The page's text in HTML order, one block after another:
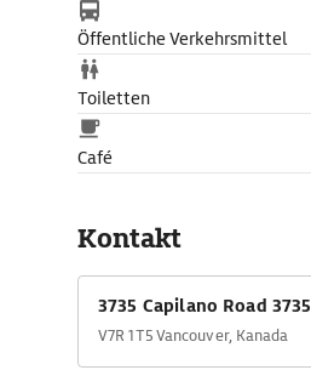
Öffentliche Verkehrsmittel
Toiletten
Café
Kontakt
3735 Capilano Road 3735
V7R 1T5 Vancouver, Kanada